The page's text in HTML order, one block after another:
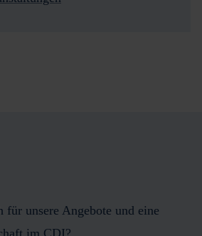
für unsere Angebote und eine
im CDI?